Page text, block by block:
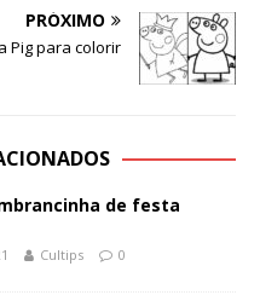
PRÓXIMO
Pig para colorir
de festa
Cultips 0